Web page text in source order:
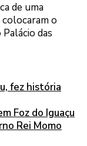
de uma
o
das
fez história
Foz do Iguaçu
Rei Momo